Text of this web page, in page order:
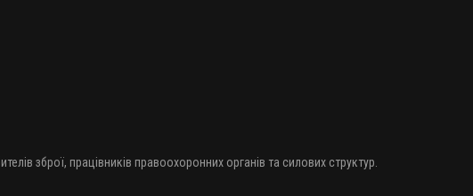
зброї, працівників правоохоронних органів та силових структур.